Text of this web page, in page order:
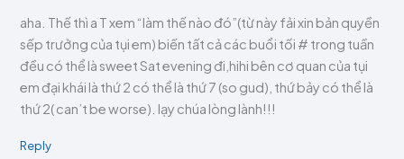
aha. Thế thì a T xem “làm thế nào đó”(từ này fải xin bản quyền
sếp trưởng của tụi em) biến tất cả các buổi tối # trong tuần
đều có thể là sweet Sat evening đi,hihi bên cơ quan của tụi
em đại khái là thứ 2 có thể là thứ 7 (so gud), thứ bảy có thể là
thứ 2( can’t be worse). lạy chúa lòng lành!!!
Reply